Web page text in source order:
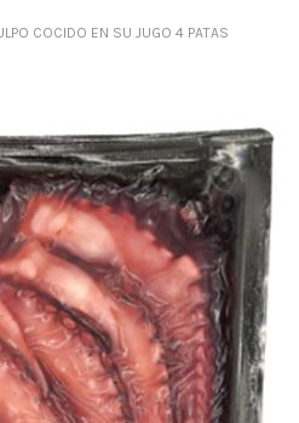
COCIDO EN SU JUGO 4 PATAS